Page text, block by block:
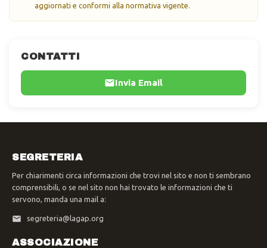
CONTATTI
Invia Email
aggiornati e conformi alla normativa vigente.
SEGRETERIA
Per chiarimenti circa informazioni che trovi nel sito e non ti sembrano
comprensibili, o se nel sito non hai trovato le informazioni che ti
servono, manda una mail a:
segreteria@lagap.org
ASSOCIAZIONE